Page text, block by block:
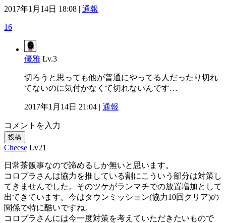
2017年1月14日 18:08 | 通報
16
優雅 Lv.3
切ろうと思っても他が普通にやってる人だったり切れ
てないのに気付かなくて切れないんです…
2017年1月14日 21:04 | 通報
コメントを入力
投稿
Cheese Lv21
日常茶飯事なので諦めるしか無いと思います。
コロプラさんは協力を推している割にこういう部分は対策し
てきませんでした。そのツケがランマチでの放置増加として
出てきています。今はタウンミッション(協力10回クリア)の
関係で特に酷いですね。
コロプラさんには今一度対策を考えていただきたいもので